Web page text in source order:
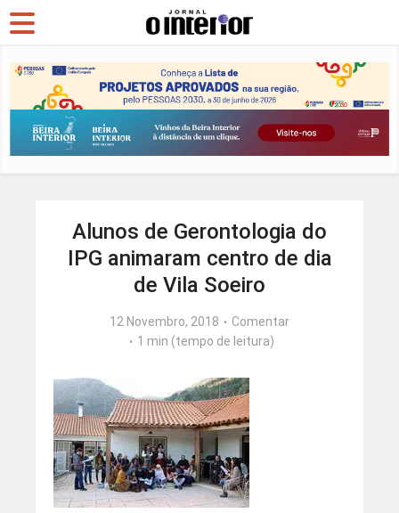
Alunos de Gerontologia do
IPG animaram centro de dia
de Vila Soeiro
12 Novembro, 2018
Comentar
1 min (tempo de leitura)